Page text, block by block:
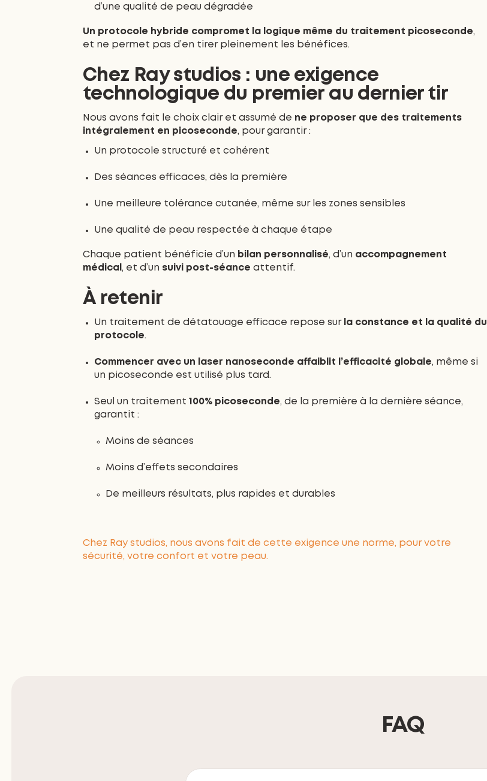
d’une qualité de peau dégradée
Un protocole hybride compromet la logique même du traitement picoseconde,
et ne permet pas d’en tirer pleinement les bénéfices.
Chez Ray studios : une exigence
technologique du premier au dernier tir
Nous avons fait le choix clair et assumé de ne proposer que des traitements
intégralement en picoseconde, pour garantir :
Un protocole structuré et cohérent
Des séances efficaces, dès la première
Une meilleure tolérance cutanée, même sur les zones sensibles
Une qualité de peau respectée à chaque étape
Chaque patient bénéficie d’un bilan personnalisé, d’un accompagnement
médical , et d’un suivi post-séance attentif.
À retenir
Un traitement de détatouage efficace repose sur la constance et la qualité du
protocole.
Commencer avec un laser nanoseconde affaiblit l’efficacité globale, même si
un picoseconde est utilisé plus tard.
Seul un traitement 100% picoseconde, de la première à la dernière séance,
garantit :
Moins de séances
Moins d’effets secondaires
De meilleurs résultats, plus rapides et durables
Chez Ray studios, nous avons fait de cette exigence une norme, pour votre
sécurité, votre confort et votre peau.
FAQ